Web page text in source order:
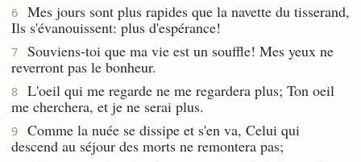
6
Mes jours sont plus rapides que la navette du tisserand,
Ils s'évanouissent: plus d'espérance!
7
Souviens-toi que ma vie est un souffle! Mes yeux ne
reverront pas le bonheur.
8
L'oeil qui me regarde ne me regardera plus; Ton oeil
me cherchera, et je ne serai plus.
9
Comme la nuée se dissipe et s'en va, Celui qui
descend au séjour des morts ne remontera pas;